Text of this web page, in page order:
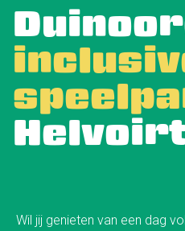
Helvoirt
Wil jij genieten van een dag